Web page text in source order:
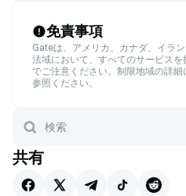
免責事項
Gateは、アメリカ、カナダ、イラ
法域において、すべてのサービス
でご注意ください。制限地域の詳細
参照ください。
共有